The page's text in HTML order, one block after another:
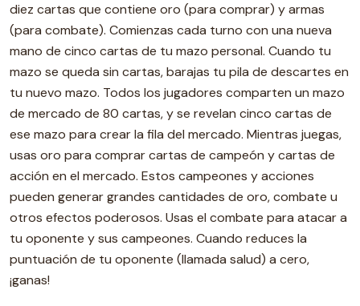
diez cartas que contiene oro (para comprar) y armas
(para combate). Comienzas cada turno con una nueva
mano de cinco cartas de tu mazo personal. Cuando tu
mazo se queda sin cartas, barajas tu pila de descartes en
tu nuevo mazo. Todos los jugadores comparten un mazo
de mercado de 80 cartas, y se revelan cinco cartas de
ese mazo para crear la fila del mercado. Mientras juegas,
usas oro para comprar cartas de campeón y cartas de
acción en el mercado. Estos campeones y acciones
pueden generar grandes cantidades de oro, combate u
otros efectos poderosos. Usas el combate para atacar a
tu oponente y sus campeones. Cuando reduces la
puntuación de tu oponente (llamada salud) a cero,
¡ganas!